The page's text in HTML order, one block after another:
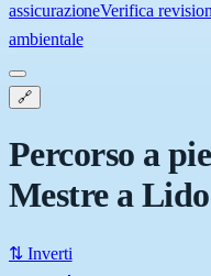
assicurazioneVerifica
ambientale
🔗
Percorso a
Mestre a
⇅ Inverti